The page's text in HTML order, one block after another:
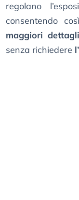
regolano
consentendo
maggiori dettagli
senza richiedere